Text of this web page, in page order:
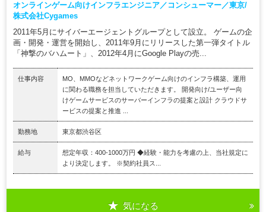
オンラインゲーム向けインフラエンジニア／コンシューマー／東京/
株式会社Cygames
2011年5月にサイバーエージェントグループとして設立。 ゲームの企
画・開発・運営を開始し、2011年9月にリリースした第一弾タイトル
「神撃のバハムート」、2012年4月にGoogle Playの売...
仕事内容
MO、MMOなどネットワークゲーム向けのインフラ構築、運用
に関わる職務を担当していただきます。 開発向け/ユーザー向
けゲームサービスのサーバーインフラの提案と設計 クラウドサ
ービスの提案と推進 ...
勤務地 東京都渋谷区
給与
想定年収：400-1000万円 ◆経験・能力を考慮の上、当社規定に
より決定します。 ※契約社員ス...
気になる